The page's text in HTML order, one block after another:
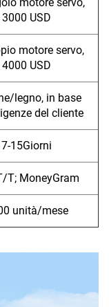
3000 USD
motore servo,
4000 USD
legno, in base
del cliente
7-15Giorni
T; MoneyGram
unità/mese